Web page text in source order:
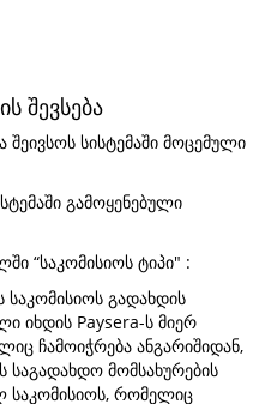
შევსება
სისტემაში მოცემული
გამოყენებული
“საკომისიოს ტიპი" :
გადახდის
იხდის Paysera-ს მიერ
ჩამოიჭრება ანგარიშიდან,
საგადახდო მომსახურების
საკომისიოს, რომელიც